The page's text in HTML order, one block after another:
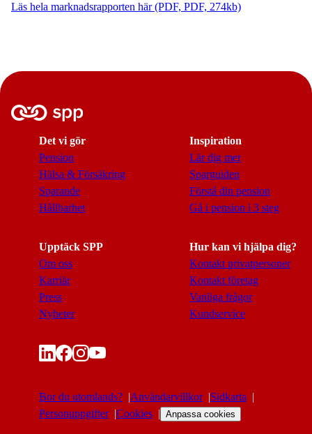
Läs hela marknadsrapporten här (PDF, PDF, 274kb)
Det vi gör
Pension
Hälsa & Försäkring
Sparande
Hållbarhet
Inspiration
Lär dig mer
Sparguiden
Förstå din pension
Gå i pension i 3 steg
Upptäck SPP
Om oss
Karriär
Press
Nyheter
Hur kan vi hjälpa dig?
Kontakt privatpersoner
Kontakt företag
Vanliga frågor
Kundservice
Bor du utomlands? Användarvillkor
Sidkarta
Personuppgifter
Cookies Anpassa cookies